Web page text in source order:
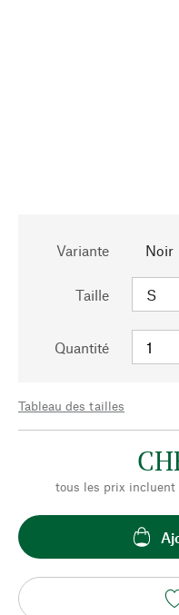
Variante Noir
Taille
Quantité
Tableau des tailles
tous les prix incluent